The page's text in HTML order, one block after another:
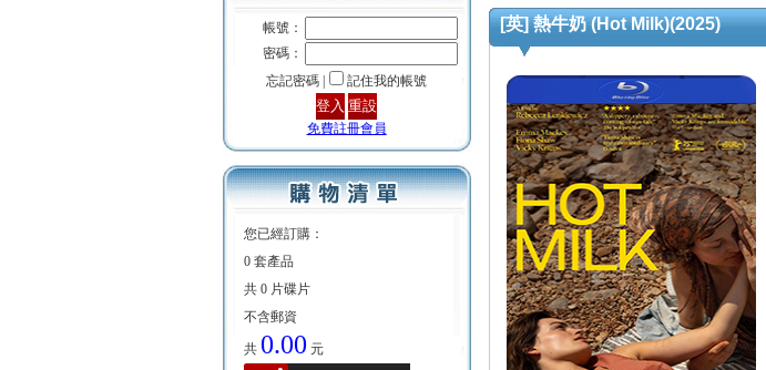
帳號：
密碼：
忘記密碼 |
記住我的帳號
免費註冊會員
您已經訂購：
0 套產品
共 0 片碟片
不含郵資
共 0.00 元
[英] 熱牛奶 (Hot Milk)(2025)